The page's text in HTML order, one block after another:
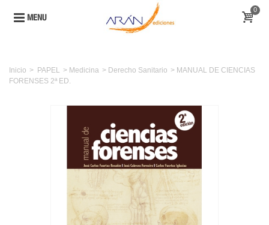
MENU
0
Inicio > PAPEL > Medicina > Derecho Sanitario > MANUAL DE CIENCIAS
FORENSES 2ª ED.